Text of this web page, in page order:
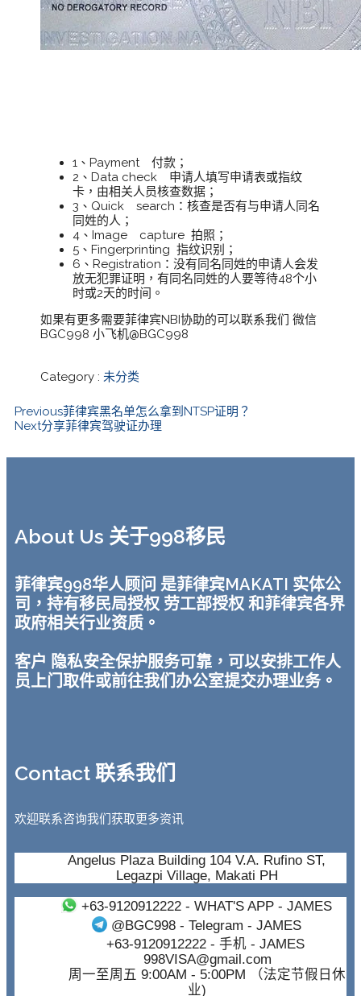
1、Payment 付款；
2、Data check 申请人填写申请表或指纹
卡，由相关人员核查数据；
3、Quick search：核查是否有与申请人同名
同姓的人；
4、Image capture 拍照；
5、Fingerprinting 指纹识别；
6、Registration：没有同名同姓的申请人会发
放无犯罪证明，有同名同姓的人要等待48个小
时或2天的时间。
如果有更多需要菲律宾NBI协助的可以联系我们 微信
BGC998 小飞机@BGC998
Category : 未分类
Previous菲律宾黑名单怎么拿到NTSP证明？
Next分享菲律宾驾驶证办理
About Us 关于998移民
菲律宾998华人顾问 是菲律宾MAKATI 实体公
司，持有移民局授权 劳工部授权 和菲律宾各界
政府相关行业资质。
客户 隐私安全保护服务可靠，可以安排工作人
员上门取件或前往我们办公室提交办理业务。
Contact 联系我们
欢迎联系咨询我们获取更多资讯
Angelus Plaza Building 104 V.A. Rufino ST,
Legazpi Village, Makati PH
+63-9120912222- WHAT'S APP - JAMES
@BGC998 - Telegram - JAMES
+63-9120912222- 手机 - JAMES
998VISA@gmail.com
周一至周五 9:00AM - 5:00PM （法定节假日休
业)